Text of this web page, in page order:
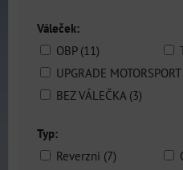
Váleček:
OBP (11)
UPGRADE
BEZ VÁLEČKA (3)
Typ:
Reverzni (7)